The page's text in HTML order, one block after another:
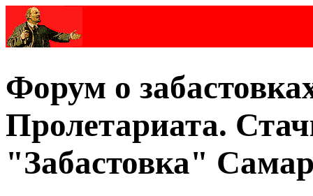
Форум о
Пролетариата.
"Забастовка"